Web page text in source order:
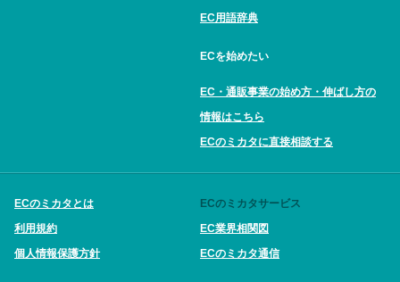
EC用語辞典
ECを始めたい
EC・通販事業の始め方・伸ばし方の
情報はこちら
ECのミカタに直接相談する
ECのミカタとは
利用規約
個人情報保護方針
ECのミカタサービス
EC業界相関図
ECのミカタ通信